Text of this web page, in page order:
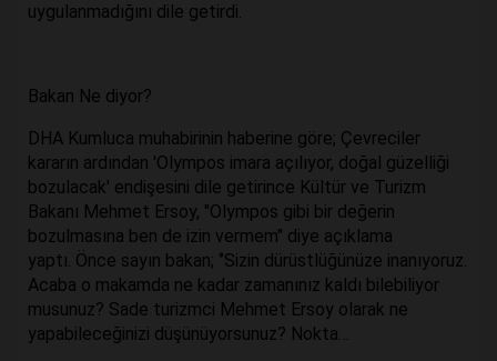
uygulanmadığını dile getirdi.
Bakan Ne diyor?
DHA Kumluca muhabirinin haberine göre; Çevreciler
kararın ardından 'Olympos imara açılıyor, doğal güzelliği
bozulacak' endişesini dile getirince Kültür ve Turizm
Bakanı Mehmet Ersoy, "Olympos gibi bir değerin
bozulmasına ben de izin vermem" diye açıklama
yaptı. Önce sayın bakan; ‘’Sizin dürüstlüğünüze inanıyoruz.
Acaba o makamda ne kadar zamanınız kaldı bilebiliyor
musunuz? Sade turizmci Mehmet Ersoy olarak ne
yapabileceğinizi düşünüyorsunuz? Nokta…